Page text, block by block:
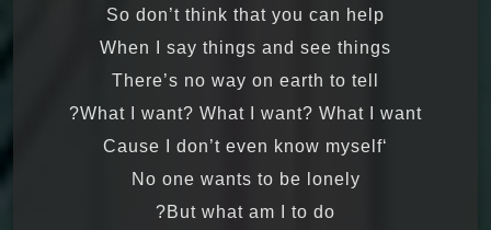
So don’t think that you can help
When I say things and see things
There’s no way on earth to tell
What I want? What I want? What I want?
‘Cause I don’t even know myself
No one wants to be lonely
But what am I to do?